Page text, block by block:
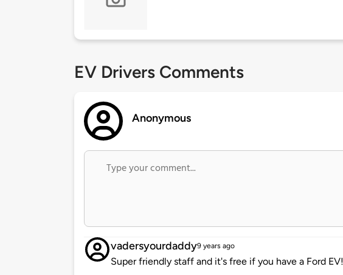
EV Drivers Comments
Anonymous
vadersyourdaddy9 years ago
Super friendly staff and it's free if you have a Ford EV!